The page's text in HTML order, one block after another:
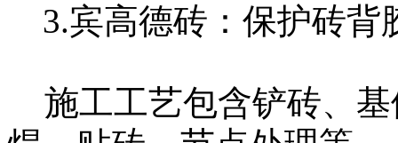
3.宾高德砖：保护砖背
施工工艺包含铲砖、